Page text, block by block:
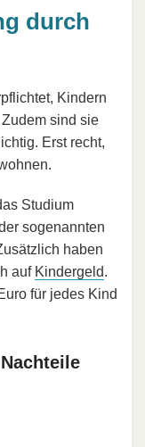
durch
Kindern
sind sie
Erst recht,
Studium
sogenannten
haben
auf Kindergeld.
für jedes Kind